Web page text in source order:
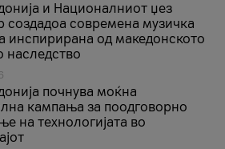
и Националниот џез
создадоа современа музичка
инспирирана од македонското
наследство
почнува моќна
кампања за поодговорно
на технологијата во